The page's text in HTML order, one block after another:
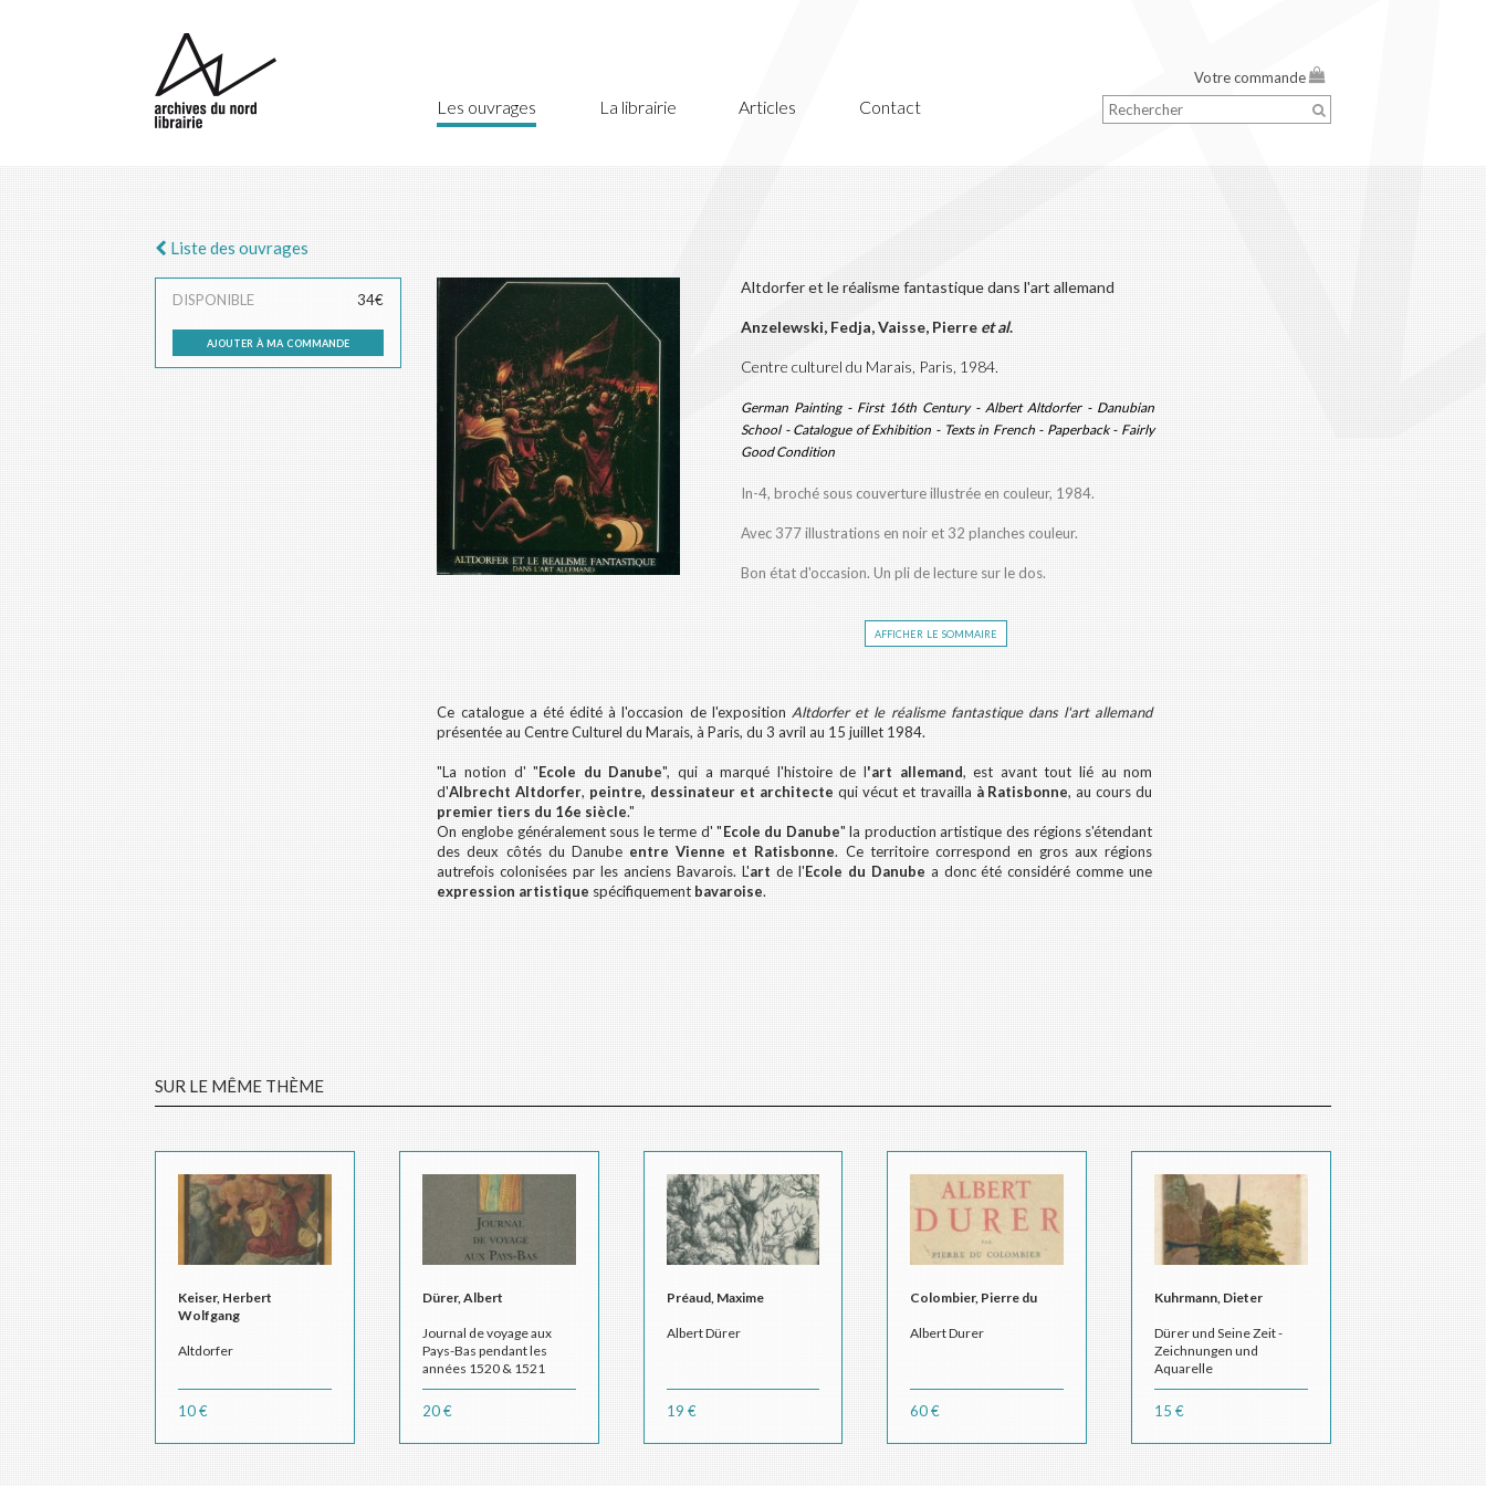
Les ouvrages La librairie Articles Contact
Votre commande
Liste des ouvrages
DISPONIBLE 34€
ajouter à ma commande
Altdorfer et le réalisme fantastique dans l'art allemand
Anzelewski, Fedja, Vaisse, Pierre et al.
Centre culturel du Marais, Paris, 1984.
German Painting - First 16th Century - Albert Altdorfer - Danubian
School - Catalogue of Exhibition - Texts in French - Paperback - Fairly
Good Condition
In-4, broché sous couverture illustrée en couleur, 1984.
Avec 377 illustrations en noir et 32 planches couleur.
Bon état d'occasion. Un pli de lecture sur le dos.
afficher le sommaire
Ce catalogue a été édité à l'occasion de l'exposition Altdorfer et le réalisme fantastique dans l'art allemand
présentée au Centre Culturel du Marais, à Paris, du 3 avril au 15 juillet 1984.
"La notion d' "Ecole du Danube", qui a marqué l'histoire de l'art allemand, est avant tout lié au nom
d'Albrecht Altdorfer, peintre, dessinateur et architecte qui vécut et travailla à Ratisbonne, au cours du
premier tiers du 16e siècle."
On englobe généralement sous le terme d' "Ecole du Danube" la production artistique des régions s'étendant
des deux côtés du Danube entre Vienne et Ratisbonne. Ce territoire correspond en gros aux régions
autrefois colonisées par les anciens Bavarois. L'art de l'Ecole du Danube a donc été considéré comme une
expression artistique spécifiquement bavaroise.
SUR LE MÊME THÈME
Keiser, Herbert
Wolfgang
Altdorfer
10 €
Dürer, Albert
Journal de voyage aux
Pays-Bas pendant les
années 1520 & 1521
20 €
Préaud, Maxime
Albert Dürer
19 €
Colombier, Pierre du
Albert Durer
60 €
Kuhrmann, Dieter
Dürer und Seine Zeit -
Zeichnungen und
Aquarelle
15 €